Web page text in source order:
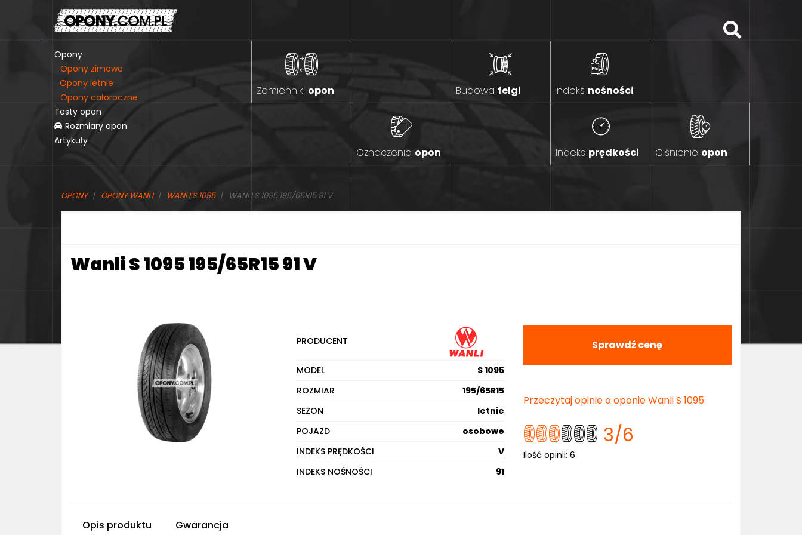
Opony
Opony zimowe
Opony letnie
Opony całoroczne
Testy opon
Rozmiary opon
Artykuły
Zamienniki opon Budowa felgi Indeks nośności
Indeks prędkości Ciśnienie opon
Oznaczenia opon
OPONY OPONY WANLI WANLI S 1095 WANLI S 1095 195/65R15 91 V
Wanli S 1095 195/65R15 91 V
PRODUCENT
MODEL
S 1095
ROZMIAR
195/65R15
SEZON
letnie
POJAZD
osobowe
INDEKS PRĘDKOŚCI
V
INDEKS NOŚNOŚCI
91
Sprawdź cenę
Przeczytaj opinie o oponie Wanli S 1095
3/6
Ilość opinii: 6
Opis produktu Gwarancja